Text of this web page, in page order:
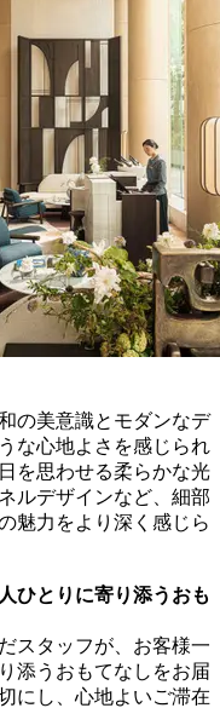
の美意識とモダンなデ
な心地よさを感じられ
を思わせる柔らかな光
ルデザインなど、細部
魅力をより深く感じら
ひとりに寄り添うおも
スタッフが、お客様一
添うおもてなしをお届
にし、心地よいご滞在